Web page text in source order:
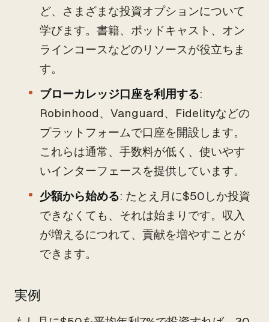
ど、さまざまな投資オプションについて
学びます。書籍、ポッドキャスト、オン
ラインコースなどのリソースが役立ちま
す。
ブローカレッジ口座を利用する:
Robinhood、Vanguard、Fidelityなどの
プラットフォームで口座を開設します。
これらは通常、手数料が低く、使いやす
いインターフェースを提供しています。
少額から始める: たとえ月に$50しか投資
できなくても、それは始まりです。収入
が増えるにつれて、貢献を増やすことが
できます。
実例